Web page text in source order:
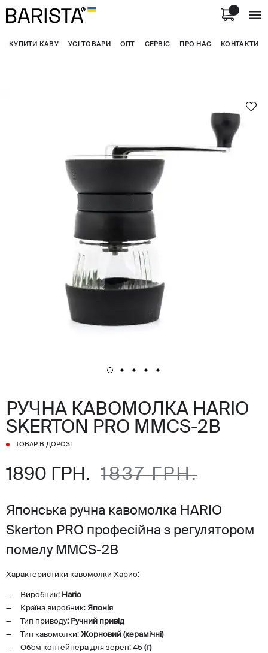
КУПИТИ КАВУ УСІ ТОВАРИ ОПТ СЕРВІС ПРО НАС КОНТАКТИ
РУЧНА КАВОМОЛКА HARIO
SKERTON PRO MMCS-2В
ТОВАР В ДОРОЗІ
1890 ГРН. 1837 ГРН.
Японська ручна кавомолка HARIO
Skerton PRO професійна з регулятором
помелу MMCS-2В
Характеристики кавомолки Харио:
Виробник: Hario
Країна виробник: Японія
Тип приводу: Ручний привід
Тип кавомолки: Жорновий (керамічні)
Об'єм контейнера для зерен: 45 (г)